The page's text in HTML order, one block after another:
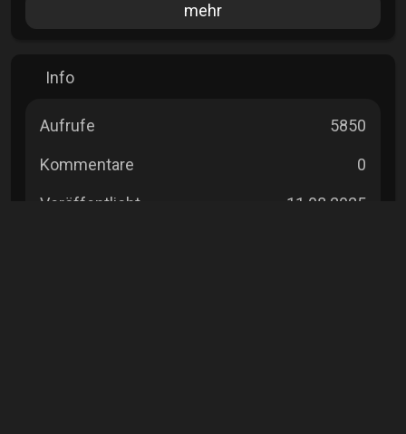
mehr
Info
Aufrufe 5850
Kommentare 0
Veröffentlicht 11.08.2025